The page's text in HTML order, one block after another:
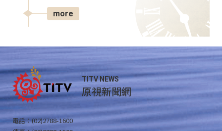
more
TITV NEWS
原視新聞網
電話：(02)2788-1600